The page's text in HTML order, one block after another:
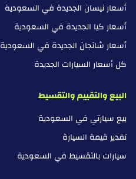
أسعار نيسان الجديدة في السعودية
أسعار كيا الجديدة في السعودية
أسعار شانجان الجديدة في السعودية
كل أسعار السيارات الجديدة
البيع والتقييم والتقسيط
بيع سيارتي في السعودية
تقدير قيمة السيارة
سيارات بالتقسيط في السعودية